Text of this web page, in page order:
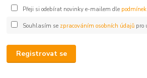
Přeji si odebírat novinky e-mailem dle
Souhlasím se zpracováním osobních údajůpro
Registrovat se